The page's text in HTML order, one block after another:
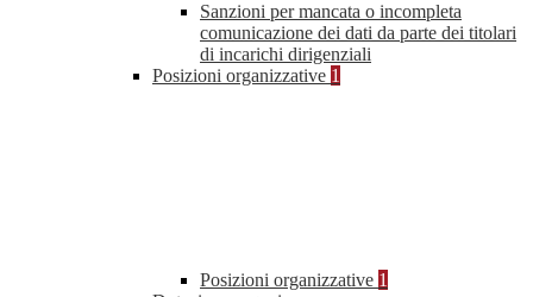
Sanzioni per mancata o incompleta
comunicazione dei dati da parte dei titolari
di incarichi dirigenziali
Posizioni organizzative 1
Posizioni organizzative 1